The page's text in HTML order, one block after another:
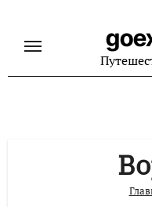
содержанию